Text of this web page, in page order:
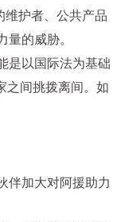
维护者、公共产品
的威胁。
是以国际法为基础
之间挑拨离间。如
伴加大对阿援助力